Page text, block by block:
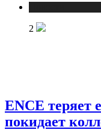
2
ENCE теряет
покидает